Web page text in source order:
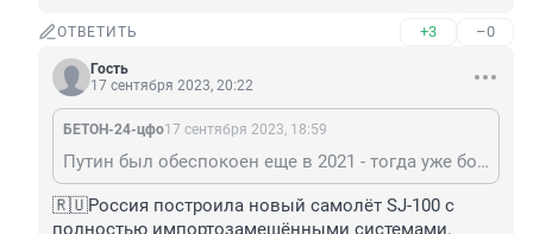
ОТВЕТИТЬ +3 –0
Гость
17 сентября 2023, 20:22
БЕТОН-24-цфо17 сентября 2023, 18:59
Путин был обеспокоен еще в 2021 - тогда уже борщевой набор подорожал в ТРИ раза (как и школьный набор) + россияне стали на 30% потреблять меньше МОЛОКА подорожавшего на 20% минимум - просто нет денег..
🇷🇺Россия построила новый самолёт SJ-100 с
полностью импортозамещёнными системами.